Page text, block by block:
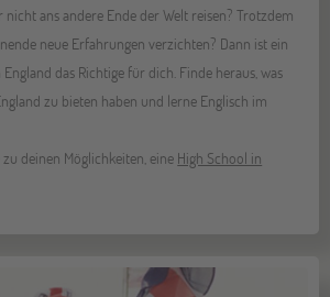
ans andere Ende der Welt reisen? Trotzdem
neue Erfahrungen verzichten? Dann ist ein
das Richtige für dich. Finde heraus, was
zu bieten haben und lerne Englisch im
deinen Möglichkeiten, eine High School in